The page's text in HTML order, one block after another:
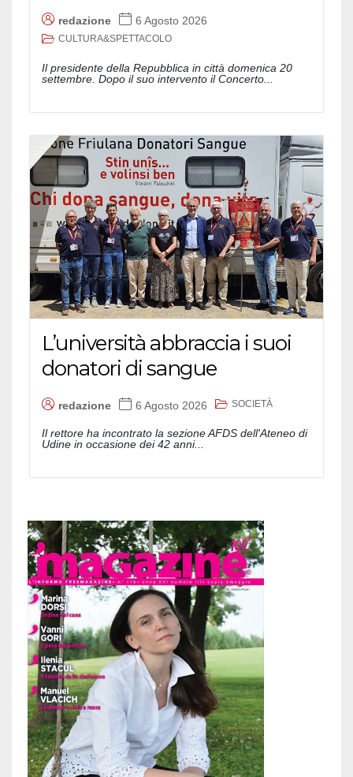
redazione 6 Agosto 2026
CULTURA&SPETTACOLO
Il presidente della Repubblica in città domenica 20
settembre. Dopo il suo intervento il Concerto...
L’università abbraccia i suoi
donatori di sangue
redazione 6 Agosto 2026 SOCIETÀ
Il rettore ha incontrato la sezione AFDS dell'Ateneo di
Udine in occasione dei 42 anni...